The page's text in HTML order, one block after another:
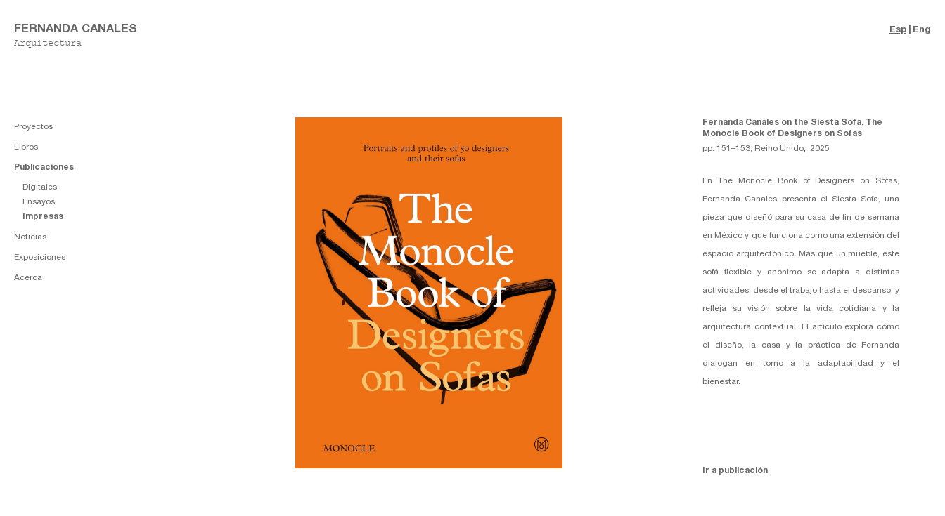
FERNANDA CANALES
Arquitectura
Esp Eng
Proyectos
Libros
Publicaciones
Digitales
Ensayos
Impresas
Noticias
Exposiciones
Acerca
Fernanda Canales on the Siesta Sofa, The
Monocle Book of Designers on Sofas
pp. 151–153, Reino Unido
2025
En The Monocle Book of Designers on Sofas,
Fernanda Canales presenta el Siesta Sofa, una
pieza que diseñó para su casa de fin de semana
en México y que funciona como una extensión del
espacio arquitectónico. Más que un mueble, este
sofá flexible y anónimo se adapta a distintas
actividades, desde el trabajo hasta el descanso, y
refleja su visión sobre la vida cotidiana y la
arquitectura contextual. El artículo explora cómo
el diseño, la casa y la práctica de Fernanda
dialogan en torno a la adaptabilidad y el
bienestar.
Ir a publicación